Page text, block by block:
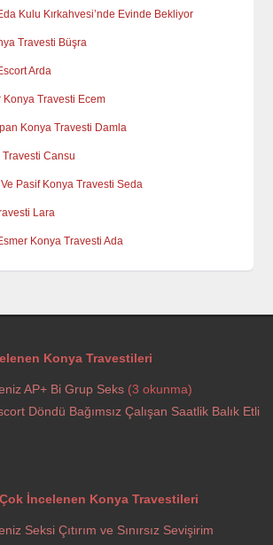
Kulu Kırkahvesi’nde Evinde Bekliyor
Travesti Büşra
Arda
Konya Travesti Ecem
Konya Travesti Damla
Cansu
Ve Pasif Konya Travesti Seda
Lara
Konya Travesti Ada
Konya Travestileri
AP+ Bi Grup Seks (3 okunma)
Döndü Bağımsız Çalışan Saatlik Balık Etli
İncelenen Konya Travestileri
Seksi Çıtırım ve Sınırsız Sevişirim